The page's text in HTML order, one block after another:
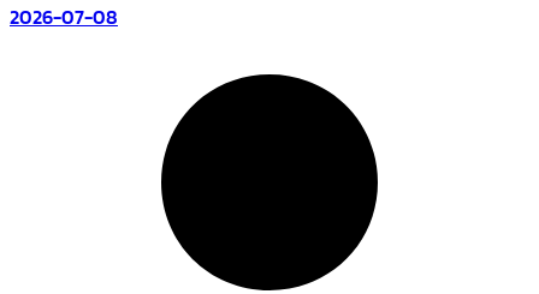
2026-07-08